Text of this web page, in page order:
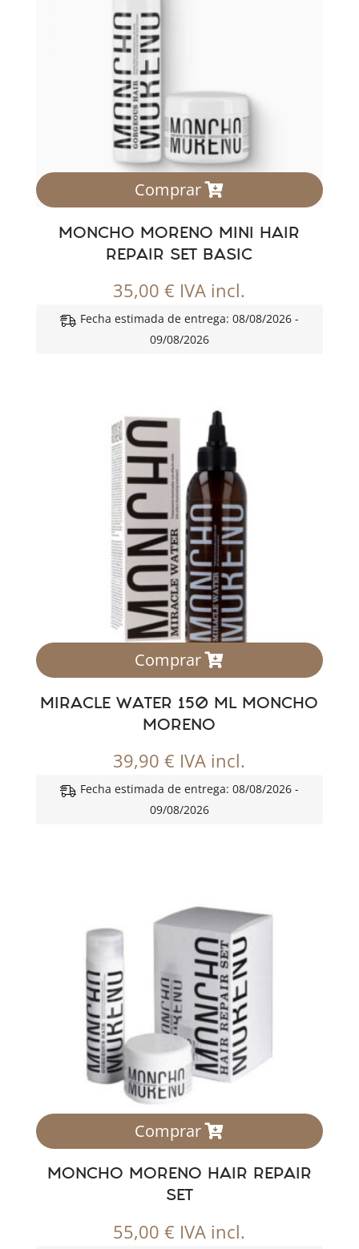
Comprar
MONCHO MORENO MINI HAIR
REPAIR SET BASIC
35,00€ IVA incl.
Fecha estimada de entrega: 08/08/2026 -
09/08/2026
Comprar
MIRACLE WATER 150 ML MONCHO
MORENO
39,90€ IVA incl.
Fecha estimada de entrega: 08/08/2026 -
09/08/2026
Comprar
MONCHO MORENO HAIR REPAIR
SET
55,00€ IVA incl.